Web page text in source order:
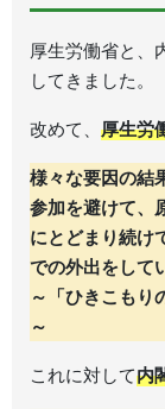
厚生労働省と、
してきました。
改めて、 厚生労
様々な要因の結
参加を避けて、
にとどまり続け
での外出をして
～「ひきこもり
～
これに対して内